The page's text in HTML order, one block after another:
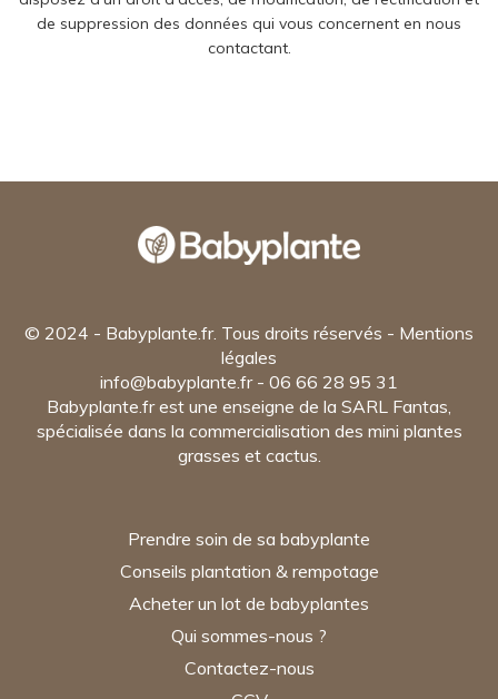
de suppression des données qui vous concernent en nous
contactant.
© 2024 - Babyplante.fr. Tous droits réservés - Mentions
légales
info@babyplante.fr - 06 66 28 95 31
Babyplante.frest une enseigne de la SARL Fantas,
spécialisée dans la commercialisation des mini plantes
grasses et cactus
Prendre soin de sa babyplante
Conseils plantation & rempotage
Acheter un lot de babyplantes
Qui sommes-nous ?
Contactez-nous